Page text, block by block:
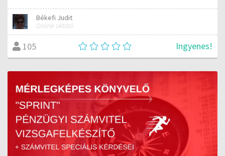
Békefi Judit
Online oktató
105 Ingyenes!